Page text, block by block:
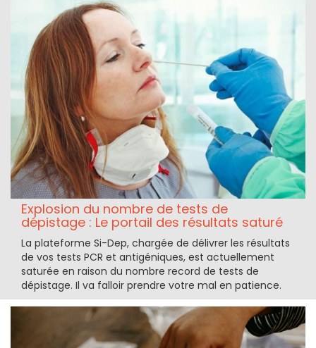
Explosion du nombre de tests de
dépistage : Le portail des résultats saturé
La plateforme Si-Dep, chargée de délivrer les résultats
de vos tests PCR et antigéniques, est actuellement
saturée en raison du nombre record de tests de
dépistage. Il va falloir prendre votre mal en patience.